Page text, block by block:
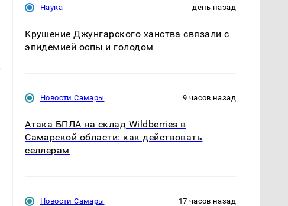
Наука день назад
Крушение Джунгарского ханства связали с
эпидемией оспы и голодом
Новости Самары 9 часов назад
Атака БПЛА на склад Wildberries в
Самарской области: как действовать
селлерам
Новости Самары 17 часов назад